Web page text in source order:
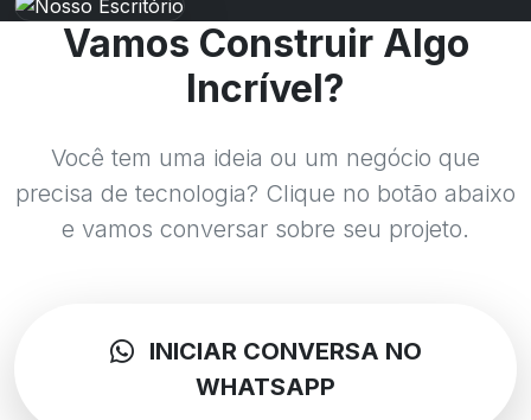
Vamos Construir Algo
Incrível?
Você tem uma ideia ou um negócio que
precisa de tecnologia? Clique no botão abaixo
e vamos conversar sobre seu projeto.
INICIAR CONVERSA NO
WHATSAPP